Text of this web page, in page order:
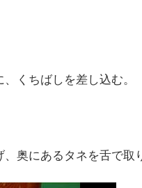
くちばしを差し込む。
奥にあるタネを舌で取